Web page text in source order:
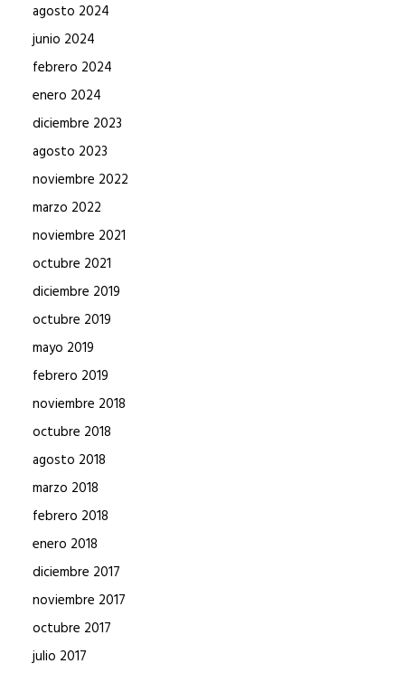
agosto 2024
junio 2024
febrero 2024
enero 2024
diciembre 2023
agosto 2023
noviembre 2022
marzo 2022
noviembre 2021
octubre 2021
diciembre 2019
octubre 2019
mayo 2019
febrero 2019
noviembre 2018
octubre 2018
agosto 2018
marzo 2018
febrero 2018
enero 2018
diciembre 2017
noviembre 2017
octubre 2017
julio 2017